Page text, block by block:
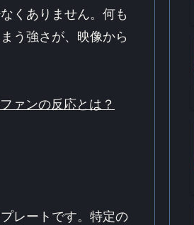
くありません。何も
う強さが、映像から
ァンの反応とは？
レートです。特定の